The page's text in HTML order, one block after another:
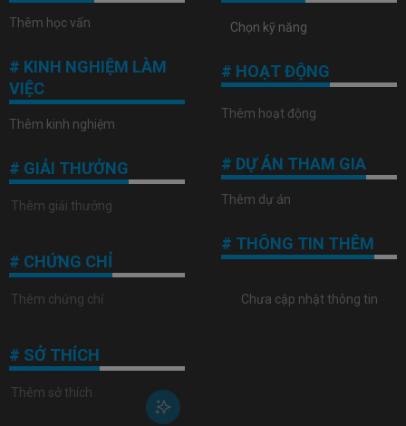
Thêm học vấn
# KINH NGHIỆM LÀM
VIỆC
Thêm kinh nghiệm
# GIẢI THƯỞNG
# CHỨNG CHỈ
# SỞ THÍCH
# HOẠT ĐỘNG
Thêm hoạt động
# DỰ ÁN THAM GIA
Thêm dự án
# THÔNG TIN THÊM
Chưa cập nhật thông tin